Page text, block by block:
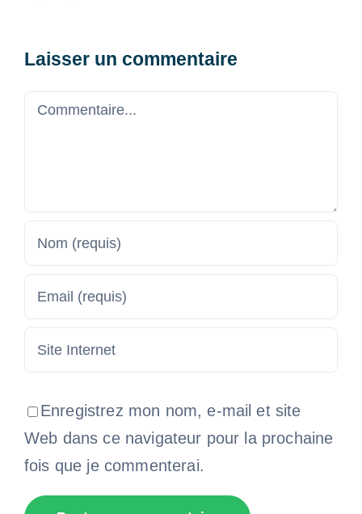
Laisser un commentaire
Commentaire
Enregistrez mon nom, e-mail et site
Web dans ce navigateur pour la prochaine
fois que je commenterai.